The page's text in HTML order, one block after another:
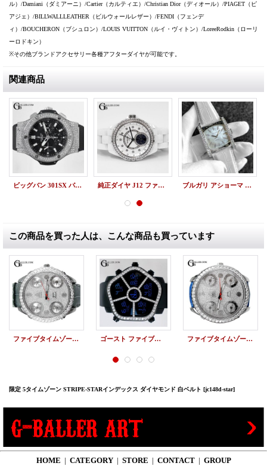
ル）/Damiani（ダミアーニ）/Cartier（カルティエ）/Christian Dior（ディオール）/PIAGET（ピ
アジェ）/BILLWALLLEATHER（ビルウォールレザー）/FENDI（フェンデ
ィ）/BOUCHERON（ブシュロン）/LOUIS VUITTON（ルイ・ヴィトン）/LoreeRodkin（ローリ
ーロドキン）
※その他ブランドアクセサリー各種アフターダイヤが可能です。
関連商品
ビッグバン 301SX パヴェダイヤ HUBLOT 純正ダイヤ J12 ファーズ ドゥ リュヌ ムーンフェイズ CHANEL H3405 ブルガリ アショーマ AA44 ホワイトシェル 純正40Pダイヤ 文字盤 パヴェダイヤ ホワイトレザー
この商品を買った人は、こんな商品も買っています
ファイブタイムゾーン ダイヤモンド JC-34D 47mm ゴースト ファイブタイムゾーン ダイヤモンド JACOB ファイブタイムゾーン ダイヤモンド JC-34D 47mm
限定 5タイムゾーン STRIPE-STARインデックス ダイヤモンド 白ベルト [jc148d-star]
HOME | CATEGORY | STORE | CONTACT | GROUP